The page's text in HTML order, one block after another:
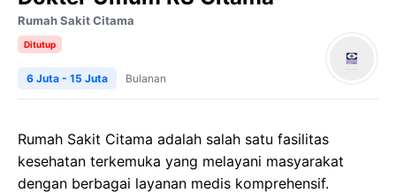
Rumah Sakit Citama
Ditutup
6 Juta - 15 Juta Bulanan
Rumah Sakit Citama adalah salah satu fasilitas
kesehatan terkemuka yang melayani masyarakat
dengan berbagai layanan medis komprehensif.